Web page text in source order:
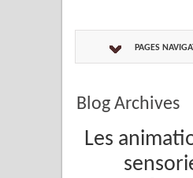
PAGES
Blog Archives
Les